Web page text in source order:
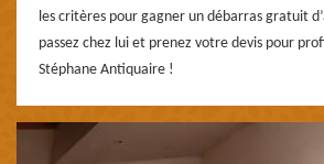
les critères pour gagner un débarras gratuit
passez chez lui et prenez votre devis pour
Stéphane Antiquaire !